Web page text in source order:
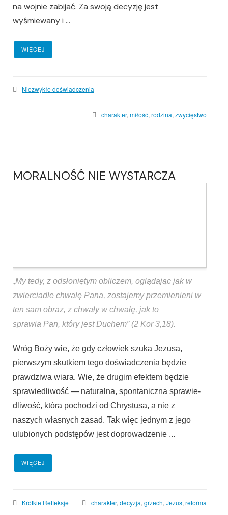
na wojnie zabijać. Za swoją decyzję jest
wyśmiewany i ...
WIĘCEJ
Niezwykłe doświadczenia
charakter,miłość,rodzina,zwycięstwo
MORALNOŚĆ NIE WYSTARCZA
„My tedy, z odsłoniętym obliczem, oglądając jak w
zwierciadle chwalę Pana, zostajemy przemienieni w
ten sam obraz, z chwały w chwałę, jak to
sprawia Pan, który jest Duchem” (2 Kor 3,18).
Wróg Boży wie, że gdy człowiek szuka Jezusa,
pierwszym skutkiem tego doświadczenia będzie
prawdziwa wiara. Wie, że drugim efek­tem będzie
sprawiedliwość — naturalna, spontaniczna sprawie­
dliwość, która pochodzi od Chrystusa, a nie z
naszych własnych zasad. Tak więc jednym z jego
ulubionych podstępów jest doprowadzenie ...
WIĘCEJ
Krótkie Refleksje charakter,decyzja,grzech,Jezus,reforma